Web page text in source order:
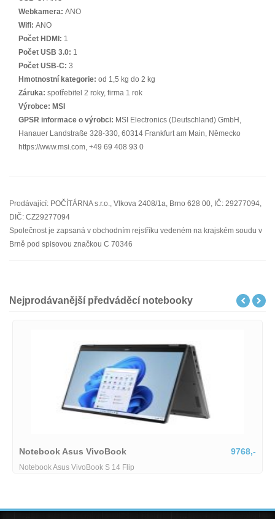
Webkamera: ANO
Wifi: ANO
Počet HDMI: 1
Počet USB 3.0: 1
Počet USB-C: 3
Hmotnostní kategorie: od 1,5 kg do 2 kg
Záruka: spotřebitel 2 roky, firma 1 rok
Výrobce: MSI
GPSR informace o výrobci: MSI Electronics (Deutschland) GmbH,
Hanauer Landstraße 328-330, 60314 Frankfurt am Main, Německo
https://www.msi.com, +49 69 408 93 0
Prodávající: POČÍTÁRNA s.r.o., Vlkova 2408/1a, Brno 628 00, IČ: 29277094,
DIČ: CZ29277094
Společnost je zapsaná v obchodním rejstříku vedeném na krajském soudu v
Brně pod spisovou značkou C 70346
Nejprodávanější předváděcí notebooky
Notebook Asus VivoBook 9768,-
Notebook Asus VivoBook S 14 Flip